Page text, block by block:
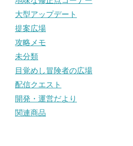
大型アップデート
提案広場
攻略メモ
未分類
目覚めし冒険者の広場
配信クエスト
開発・運営だより
関連商品